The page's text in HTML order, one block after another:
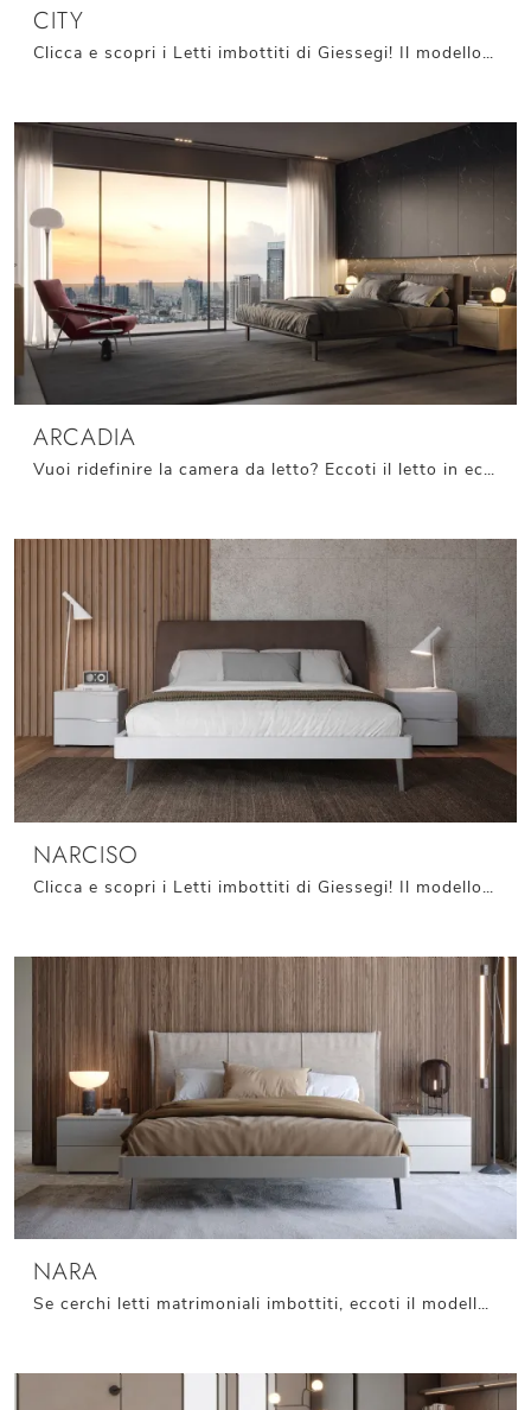
CITY
Clicca e scopri i Letti imbottiti di Giessegi! Il modello City in tessuto ti attende nelle versioni matrimoniali.
ARCADIA
Vuoi ridefinire la camera da letto? Eccoti il letto in ecopelle Arcadia di Giessegi per spazi moderni.
NARCISO
Clicca e scopri i Letti imbottiti di Giessegi! Il modello Narciso in ecopelle ti attende nelle versioni matrimoniali.
NARA
Se cerchi letti matrimoniali imbottiti, eccoti il modello Nara in tessuto per arricchire la camera da letto.